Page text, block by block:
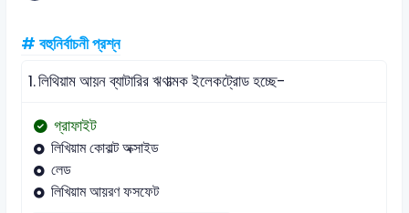
# বহুনির্বাচনী প্রশ্ন
1.লিথিয়াম আয়ন ব্যাটারির ঋণাত্মক ইলেকট্রোড হচ্ছে-
গ্রাফাইট
লিখিয়াম কোবাল্ট অক্সাইড
লেড
লিখিয়াম আয়রণ ফসফেট